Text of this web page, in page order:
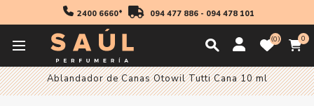
2400 6660* 094 477 886- 094 478 101
0 0
Inicio
Ablandador de Canas Otowil Tutti Cana 10 ml